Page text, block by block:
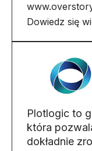
Dowiedz się
Plotlogic to
która
dokładnie